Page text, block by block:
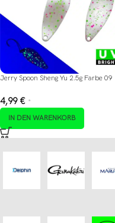
Jerry Spoon Sheng Yu 2.5g Farbe 09
4,99 € *
IN DEN WARENKORB